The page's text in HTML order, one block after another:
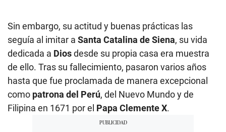
Sin embargo, su actitud y buenas prácticas las
seguía al imitar a Santa Catalina de Siena, su vida
dedicada a Diosdesde su propia casa era muestra
de ello. Tras su fallecimiento, pasaron varios años
hasta que fue proclamada de manera excepcional
como patrona del Perú, del Nuevo Mundo y de
Filipina en 1671 por el Papa Clemente X.